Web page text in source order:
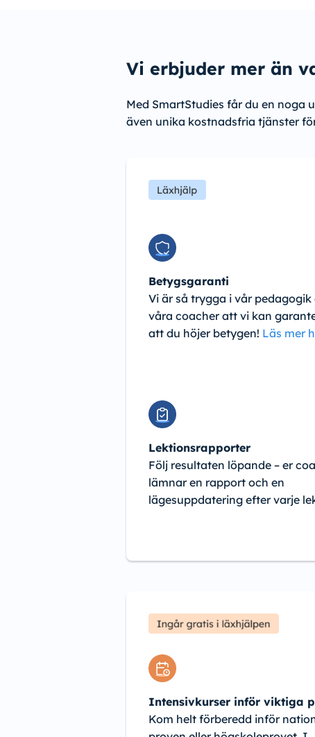
Vi erbjuder mer än
Med SmartStudies får du en noga
även unika kostnadsfria tjänster
Betygsgaranti
Vi är så trygga i vår pedagogik
våra coacher att vi kan
att du höjer betygen! Läs mer
Lektionsrapporter
Följ resultaten löpande – er
lämnar en rapport och en
lägesuppdatering efter varje
Intensivkurser inför viktiga
Kom helt förberedd inför